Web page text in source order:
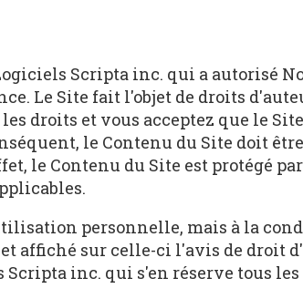
Scripta inc. qui a autorisé
Le Site fait l'objet de droits
droits et vous acceptez que le
le Contenu du Site doit
le Contenu du Site est protégé
personnelle, mais à la
affiché sur celle-ci l'avis de droit
inc. qui s'en réserve tous